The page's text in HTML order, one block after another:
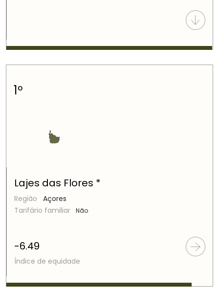
1º
Lajes das Flores *
Região
Açores
Tarifário familiar
Não
-6.49
Índice de equidade